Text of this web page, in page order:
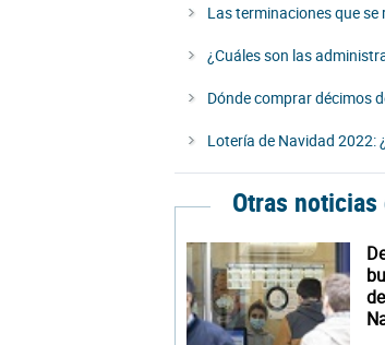
Las terminaciones que se
¿Cuáles son las
Dónde comprar décimos
Lotería de Navidad 2022:
Otras noticias